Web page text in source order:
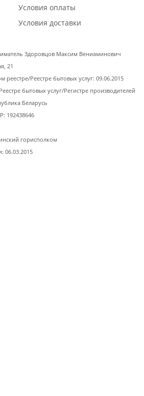
Условия оплаты
Условия доставки
Здоровцов Максим Вениаминович
21
реестре/Реестре бытовых услуг: 09.06.2015
бытовых услуг/Регистре производителей
Беларусь
192438646
горисполком
06.03.2015